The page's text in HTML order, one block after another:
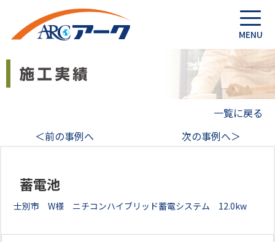
一覧に戻る
＜前の事例へ
次の事例へ＞
蓄電池
士別市 W様 ニチコンハイブリッド蓄電システム 12.0kw